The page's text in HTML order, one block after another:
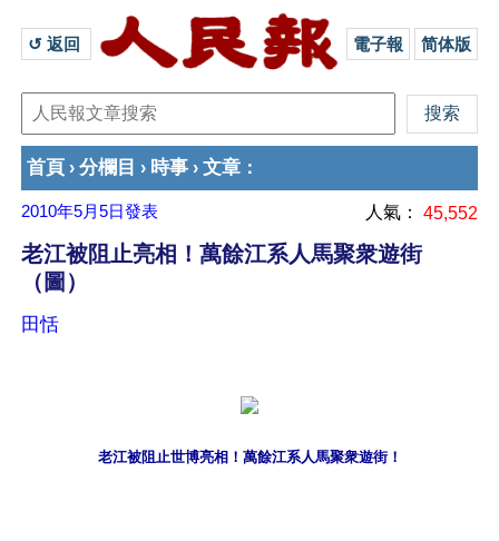
↺ 返回 電子報 简体版
首頁 › 分欄目 › 時事 › 文章 ：
2010年5月5日發表 人氣： 45,552
老江被阻止亮相！萬餘江系人馬聚衆遊街
（圖）
田恬
老江被阻止世博亮相！萬餘江系人馬聚衆遊街！